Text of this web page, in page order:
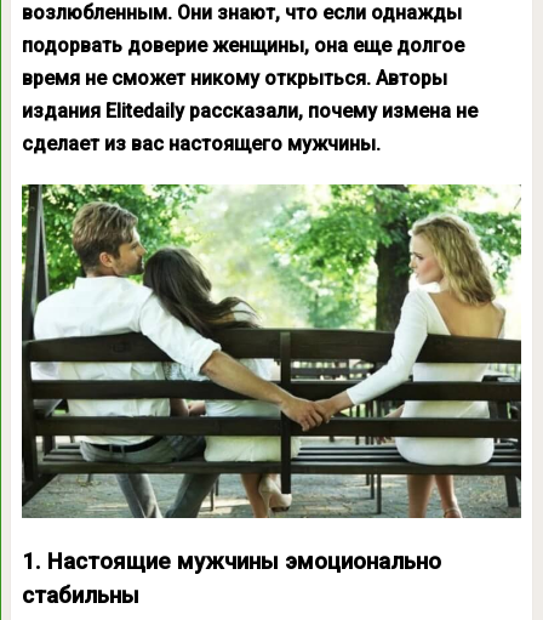
возлюбленным. Они знают, что если однажды
подорвать доверие женщины, она еще долгое
время не сможет никому открыться. Авторы
издания Elitedaily рассказали, почему измена не
сделает из вас настоящего мужчины.
1. Настоящие мужчины эмоционально
стабильны